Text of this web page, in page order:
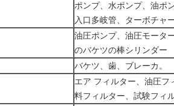
ポンプ、水ポンプ、油ポ
入口多岐管、ターボチャ
油圧ポンプ、油圧モータ
のバケツの棒シリンダー
バケツ、歯、ブレーカ。
エア フィルター、油圧フ
料フィルター、試験フィ